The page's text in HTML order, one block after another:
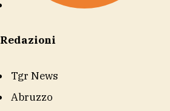
Redazioni
Tgr News
Abruzzo